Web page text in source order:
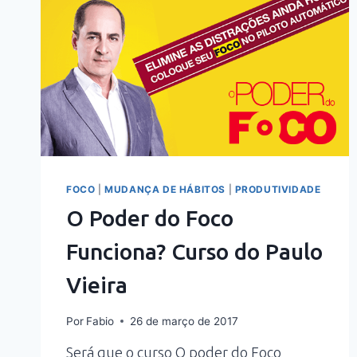
FOCO |MUDANÇA DE HÁBITOS PRODUTIVIDADE
O Poder do Foco
Funciona? Curso do Paulo
Vieira
Por Fabio 26 de março de 2017
Será que o curso O poder do Foco